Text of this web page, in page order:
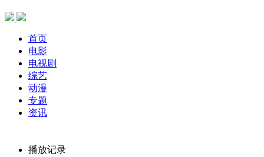
首页
电影
电视剧
综艺
动漫
专题
资讯
播放记录